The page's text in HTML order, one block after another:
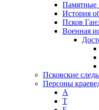
Памятные
История
Псков
Военная
Псковские
Персоны
А
T